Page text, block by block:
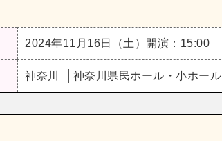
2024年11月16日（土） 開演：15:00
神奈川 神奈川県民ホール・小ホール